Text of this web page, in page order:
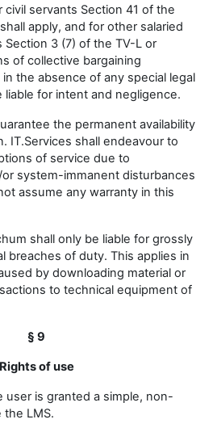
servants Section 41 of the
apply, and for other salaried
3 (7) of the TV-L or
of collective bargaining
the absence of any special legal
liable for intent and negligence.
the permanent availability
IT.Services shall endeavour to
of service due to
system-immanent disturbances
assume any warranty in this
shall only be liable for grossly
breaches of duty. This applies in
by downloading material or
to technical equipment of
§ 9
Rights of use
user is granted a simple, non-
LMS.